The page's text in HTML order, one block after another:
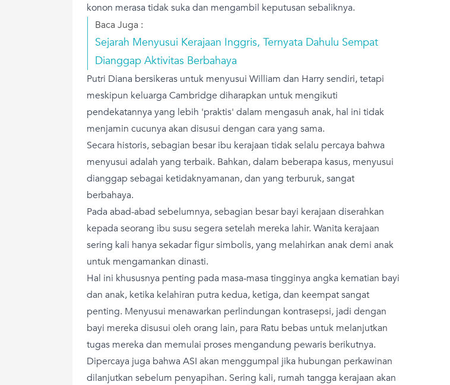
konon merasa tidak suka dan mengambil keputusan sebaliknya.
Baca Juga :
Sejarah Menyusui Kerajaan Inggris, Ternyata Dahulu Sempat
Dianggap Aktivitas Berbahaya
Putri Diana bersikeras untuk menyusui William dan Harry sendiri, tetapi
meskipun keluarga Cambridge diharapkan untuk mengikuti
pendekatannya yang lebih 'praktis' dalam mengasuh anak, hal ini tidak
menjamin cucunya akan disusui dengan cara yang sama.
Secara historis, sebagian besar ibu kerajaan tidak selalu percaya bahwa
menyusui adalah yang terbaik. Bahkan, dalam beberapa kasus, menyusui
dianggap sebagai ketidaknyamanan, dan yang terburuk, sangat
berbahaya.
Pada abad-abad sebelumnya, sebagian besar bayi kerajaan diserahkan
kepada seorang ibu susu segera setelah mereka lahir. Wanita kerajaan
sering kali hanya sekadar figur simbolis, yang melahirkan anak demi anak
untuk mengamankan dinasti.
Hal ini khususnya penting pada masa-masa tingginya angka kematian bayi
dan anak, ketika kelahiran putra kedua, ketiga, dan keempat sangat
penting. Menyusui menawarkan perlindungan kontrasepsi, jadi dengan
bayi mereka disusui oleh orang lain, para Ratu bebas untuk melanjutkan
tugas mereka dan memulai proses mengandung pewaris berikutnya.
Dipercaya juga bahwa ASI akan menggumpal jika hubungan perkawinan
dilanjutkan sebelum penyapihan. Sering kali, rumah tangga kerajaan akan